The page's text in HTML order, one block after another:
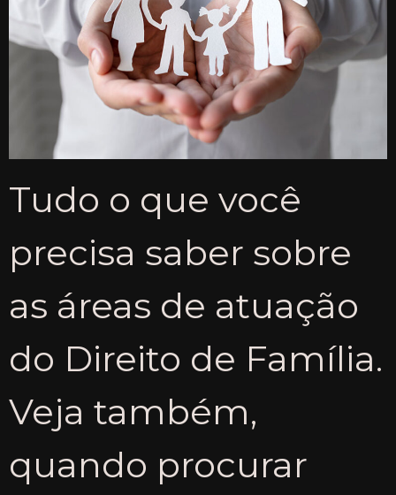
Tudo o que você
precisa saber sobre
as áreas de atuação
do Direito de Família.
Veja também,
quando procurar